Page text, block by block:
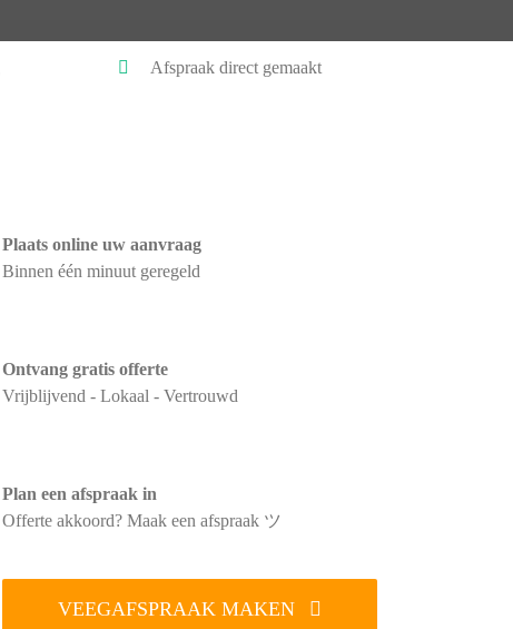
Afspraak direct gemaakt
Plaats online uw aanvraag
Binnen één minuut geregeld
Ontvang gratis offerte
Vrijblijvend - Lokaal - Vertrouwd
Plan een afspraak in
Offerte akkoord? Maak een afspraak ツ
VEEGAFSPRAAK MAKEN